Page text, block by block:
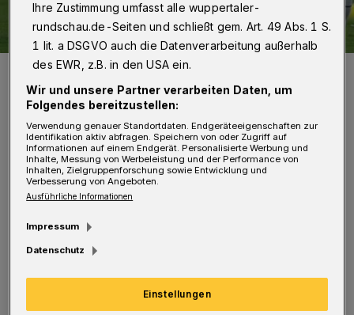
Der WSV (hier Niklas Heidemann, oben) geriet in den vergangenen
Von Jörn Koldehoff
D abei kann der WSV mit einem Sieg
Tabellenplatz klettern. Ob Silvio Pagano nach
Ihre Zustimmung umfasst alle wuppertaler-
rundschau.de-Seiten und schließt gem. Art. 49 Abs. 1 S.
1 lit. a DSGVO auch die Datenverarbeitung außerhalb
des EWR, z.B. in den USA ein.
Wir und unsere Partner verarbeiten Daten, um
Folgendes bereitzustellen:
Verwendung genauer Standortdaten. Endgeräteeigenschaften zur
Identifikation aktiv abfragen. Speichern von oder Zugriff auf
Informationen auf einem Endgerät. Personalisierte Werbung und
Inhalte, Messung von Werbeleistung und der Performance von
Inhalten, Zielgruppenforschung sowie Entwicklung und
Verbesserung von Angeboten.
Ausführliche Informationen
Impressum
Datenschutz
Einstellungen